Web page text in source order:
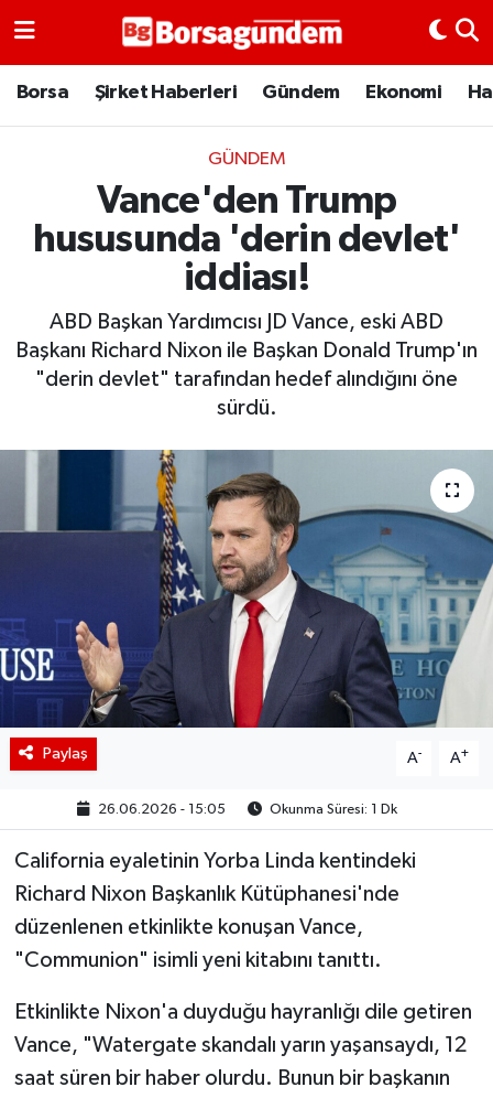
Borsa Şirket Haberleri Gündem Ekonomi
GÜNDEM
Vance'den Trump
hususunda 'derin devlet'
iddiası!
ABD Başkan Yardımcısı JD Vance, eski ABD
Başkanı Richard Nixon ile Başkan Donald Trump'ın
"derin devlet" tarafından hedef alındığını öne
sürdü.
Paylaş A- A+
26.06.2026 - 15:05 Okunma Süresi: 1 Dk
California eyaletinin Yorba Linda kentindeki
Richard Nixon Başkanlık Kütüphanesi'nde
düzenlenen etkinlikte konuşan Vance,
"Communion" isimli yeni kitabını tanıttı.
Etkinlikte Nixon'a duyduğu hayranlığı dile getiren
Vance, "Watergate skandalı yarın yaşansaydı, 12
saat süren bir haber olurdu. Bunun bir başkanın
Borsa
Emtia
Galeri
Bitcoin
Borsa Gundem
BIST 100 Isı Haritası
Coin Isı Haritası
Ekonomik Takvim
Kiripto Para Piyasası
Gizlilik Sözleşmesi
Hakkımızda
İletişim